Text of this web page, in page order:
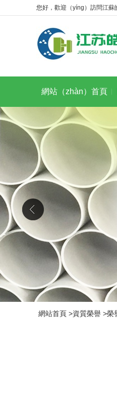
您好，歡迎（yíng）訪問江蘇
網站（zhàn）首頁
（yè）
網站首頁 >資質榮譽 >榮